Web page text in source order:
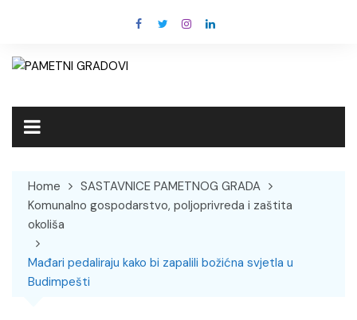
Home
SASTAVNICE PAMETNOG GRADA
Komunalno gospodarstvo, poljoprivreda i zaštita
okoliša
Mađari pedaliraju kako bi zapalili božićna svjetla u
Budimpešti